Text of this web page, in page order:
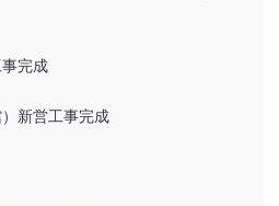
完成
新営工事完成